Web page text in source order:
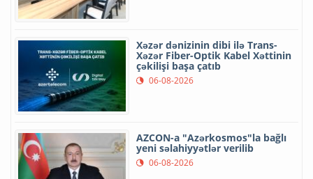
Xəzər dənizinin dibi ilə Trans-
Xəzər Fiber-Optik Kabel Xəttinin
çəkilişi başa çatıb
06-08-2026
AZCON-a "Azərkosmos"la bağlı
yeni səlahiyyətlər verilib
06-08-2026